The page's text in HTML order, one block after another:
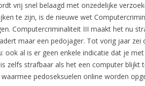
vrij snel belaagd met onzedelijke
te zijn, is de nieuwe wet
Computercriminaliteit III maakt het nu
maar een pedojager. Tot vorig jaar zei
al is er geen enkele indicatie dat je
zelfs strafbaar als het een computer blijkt
pedoseksuelen online worden